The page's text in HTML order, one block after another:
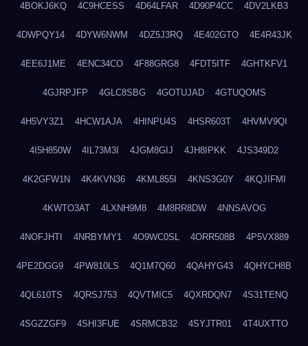
4BOKJ6KQ 4C9HCESS 4D64LFAR 4D90P4CC 4DV2LKB3
4DWPQY14 4DYW6NWM 4DZ5J3RQ 4E402GTO 4E4R43JK
4EE6J1ME 4ENC34CO 4F88GRG8 4FDT5ITF 4GHTKFV1
4GJRPJFP 4GLC8SBG 4GOTUJAD 4GTUQOMS
4H5VY3Z1 4HCW1AJA 4HINPU4S 4HSR603T 4HVMV9QI
4I5H850W 4IL73M3I 4JGM8GIJ 4JH8IPKK 4JS349D2
4K2GFW1N 4K4KVN36 4KML855I 4KNS3G0Y 4KQJIFMI
4KWTO3AT 4LXNH9M8 4M8RR8DW 4NNSAVOG
4NOFJHTI 4NRBYMY1 4O9WC0SL 4ORR508B 4P5VX889
4PE2DGG9 4PW810LS 4Q1M7Q60 4QAHYG43 4QHYCH8B
4QL610TS 4QRSJ753 4QVTMIC5 4QXRDQN7 4S31TENQ
4SGZZGF9 4SHI3FUE 4SRMCB32 4SYJTR01 4T4UXTTO